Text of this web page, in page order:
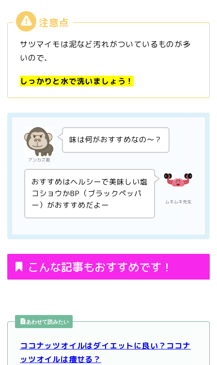
サツマイモは泥など汚れがついているものが多
いので、
しっかりと水で洗いましょう！
アンカズ君
味は何がおすすめなの〜？
ムキムキ先生
おすすめはヘルシーで美味しい塩
コショウかBP（ブラックペッパ
ー）がおすすめだよー
こんな記事もおすすめです！
あわせて読みたい
ココナッツオイルはダイエットに良い？ココナ
ッツオイルは痩せる？